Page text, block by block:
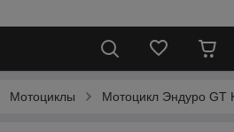
Мотоциклы Мотоцикл Эндуро GT